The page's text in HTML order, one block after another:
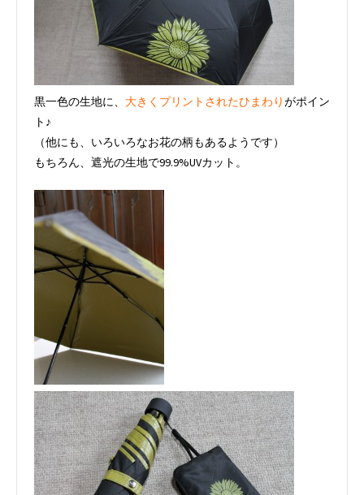
黒一色の生地に、 大きくプリントされたひまわりがポイン
ト♪
（他にも、いろいろなお花の柄もあるようです）
もちろん、遮光の生地で99.9%UVカット。